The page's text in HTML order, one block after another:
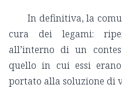
In definitiva, la
cura dei legami:
all’interno di un
quello in cui essi
portato alla soluzione di